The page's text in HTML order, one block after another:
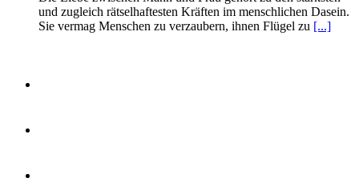
und zugleich rätselhaftesten Kräften im menschlichen Dasein.
Sie vermag Menschen zu verzaubern, ihnen Flügel zu [...]